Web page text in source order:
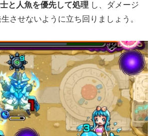
と人魚を優先して処理 し、ダメージ
させないように立ち回りましょう。